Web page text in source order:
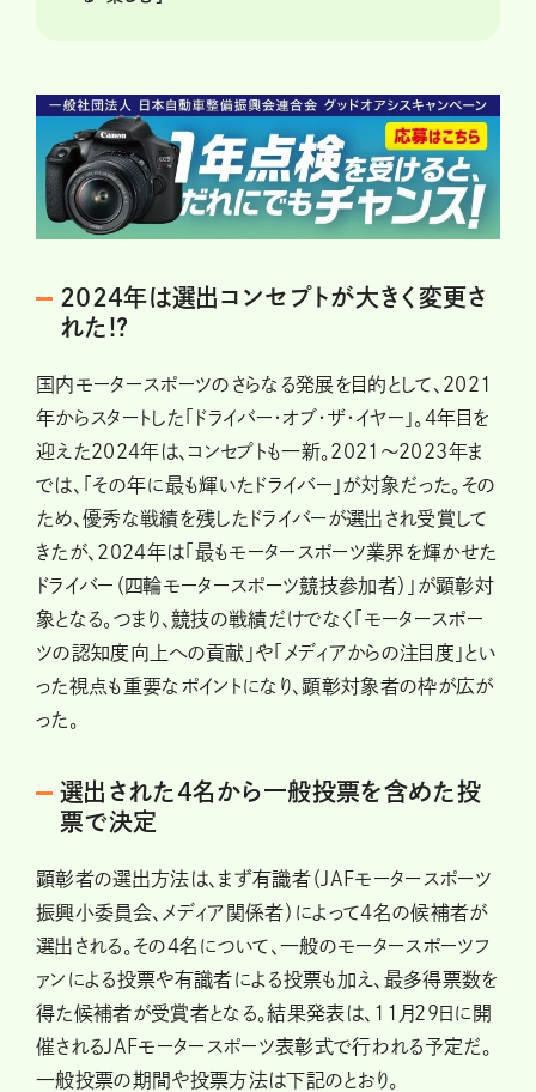
2024年は選出コンセプトが大きく変更さ
れた!?
国内モータースポーツのさらなる発展を目的として、2021
年からスタートした「ドライバー・オブ・ザ・イヤー」。4年目を
迎えた2024年は、コンセプトも一新。2021～2023年ま
では、「その年に最も輝いたドライバー」が対象だった。その
ため、優秀な戦績を残したドライバーが選出され受賞して
きたが、2024年は「最もモータースポーツ業界を輝かせた
ドライバー（四輪モータースポーツ競技参加者）」が顕彰対
象となる。つまり、競技の戦績だけでなく「モータースポー
ツの認知度向上への貢献」や「メディアからの注目度」とい
った視点も重要なポイントになり、顕彰対象者の枠が広が
った。
選出された4名から一般投票を含めた投
票で決定
顕彰者の選出方法は、まず有識者（JAFモータースポーツ
振興小委員会、メディア関係者）によって4名の候補者が
選出される。その4名について、一般のモータースポーツフ
ァンによる投票や有識者による投票も加え、最多得票数を
得た候補者が受賞者となる。結果発表は、11月29日に開
催されるJAFモータースポーツ表彰式で行われる予定だ。
一般投票の期間や投票方法は下記のとおり。